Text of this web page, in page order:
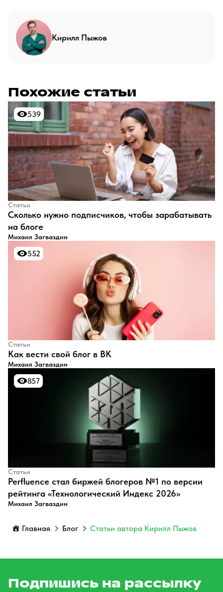
Кирилл Пыжов
Похожие статьи
539
539
Статьи
​Сколько нужно подписчиков, чтобы зарабатывать
на блоге
Михаил Загваздин
552
552
Статьи
​Как вести свой блог в ВК
Михаил Загваздин
857
857
Статьи
Perfluence стал биржей блогеров №1 по версии
рейтинга «Технологический Индекс 2026»
Михаил Загваздин
Главная Блог Статьи автора Кирилл Пыжов
Подпишись на рассылку